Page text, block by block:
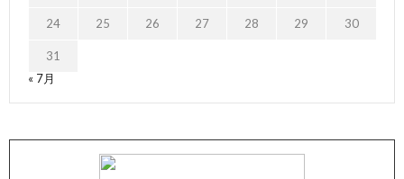
24 25 26 27 28 29 30
31
« 7月